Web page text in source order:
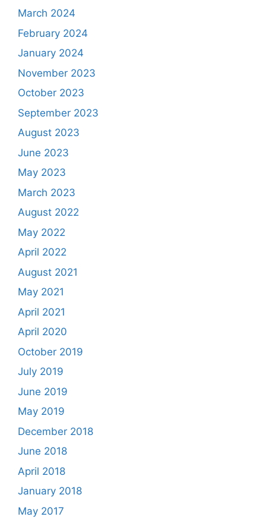
March 2024
February 2024
January 2024
November 2023
October 2023
September 2023
August 2023
June 2023
May 2023
March 2023
August 2022
May 2022
April 2022
August 2021
May 2021
April 2021
April 2020
October 2019
July 2019
June 2019
May 2019
December 2018
June 2018
April 2018
January 2018
May 2017